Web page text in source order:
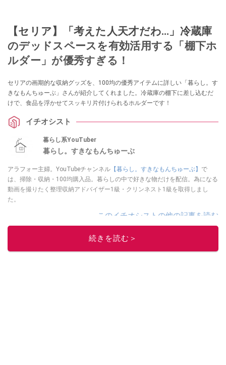
【セリア】「考えた人天才だわ…」冷蔵庫
のデッドスペースを有効活用する「棚下ホ
ルダー」が優秀すぎる！
セリアの画期的な収納グッズを、100均の優秀アイテムに詳しい「暮らし。す
きなもんちゅーぶ」さんが紹介してくれました。冷蔵庫の棚下に差し込むだ
けで、食品を浮かせてスッキリ片付けられるホルダーです！
イチオシスト
暮らし系YouTuber
暮らし。すきなもんちゅーぶ
アラフォー主婦。YouTubeチャンネル 【暮らし。すきなもんちゅーぶ】 で
は、掃除・収納・100均購入品。暮らしの中で好きな物だけを配信。為になる
動画を撮りたく整理収納アドバイザー1級・クリンネスト1級を取得しまし
た。
このイチオシストの他の記事を読む
続きを読む＞